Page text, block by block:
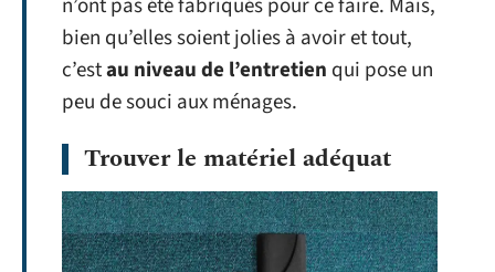
n’ont pas été fabriqués pour ce faire. Mais,
bien qu’elles soient jolies à avoir et tout,
c’estau niveau de l’entretien qui pose un
peu de souci aux ménages.
Trouver le matériel adéquat